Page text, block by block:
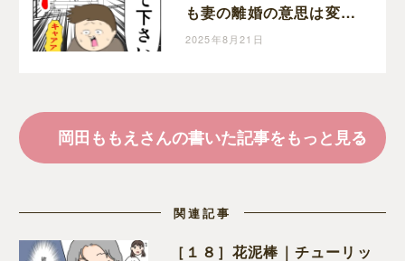
も妻の離婚の意思は変わ
らない。クセ強義母に抗
2025年8月21日
岡田ももえさんの書いた記事をもっと見る
関連記事
［１８］花泥棒｜チューリッ